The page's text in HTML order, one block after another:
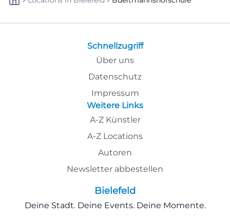
Schnellzugriff
Über uns
Datenschutz
Impressum
Weitere Links
A-Z Künstler
A-Z Locations
Autoren
Newsletter abbestellen
Bielefeld
Deine Stadt. Deine Events. Deine Momente.